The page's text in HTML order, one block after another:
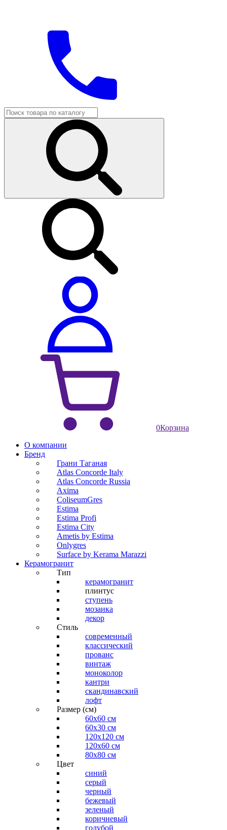
0Корзина
О компании
Бренд
Грани Таганая
Atlas Concorde Italy
Atlas Concorde Russia
Axima
ColiseumGres
Estima
Estima Profi
Estima City
Ametis by Estima
Onlygres
Surface by Kerama Marazzi
Керамогранит
Тип
керамогранит
плинтус
ступень
мозаика
декор
Стиль
современный
классический
прованс
винтаж
моноколор
кантри
скандинавский
лофт
Размер (см)
60х60 см
60x30 см
120x120 см
120x60 см
80x80 см
Цвет
синий
серый
черный
бежевый
зеленый
коричневый
голубой